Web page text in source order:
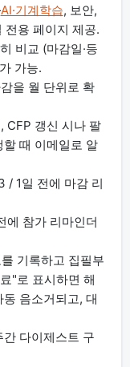
AI·기계학습, 보안,
전용 페이지 제공.
비교 (마감일·등
가능.
을 월 단위로 확
CFP 갱신 시나 팔
때 이메일로 알
/ 1일 전에 마감 리
에 참가 리마인더
기록하고 집필부
"로 표시하면 해
음소거되고, 대
간 다이제스트 구